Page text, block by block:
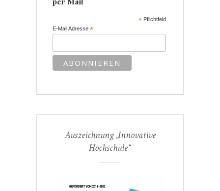
* Pflichtfeld
E-Mail Adresse*
Auszeichnung „Innovative
Hochschule“